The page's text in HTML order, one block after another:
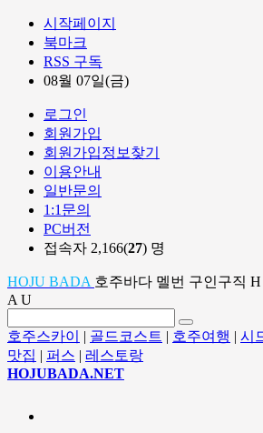
시작페이지
북마크
RSS 구독
08월 07일(금)
로그인
회원가입
회원가입정보찾기
이용안내
일반문의
1:1문의
PC버전
접속자 2,166(27) 명
HOJU BADA 호주바다 멜번 구인구직
A U
호주스카이 | 골드코스트 | 호주여행 | 시
맛집 | 퍼스 | 레스토랑
HOJUBADA.NET